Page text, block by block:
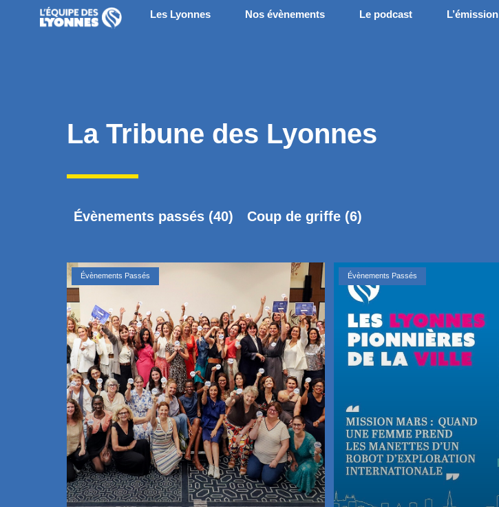
Les Lyonnes Nos évènements Le podcast L’émission
La Tribune des Lyonnes
Évènements passés (40) Coup de griffe (6)
Évènements Passés Évènements Passés